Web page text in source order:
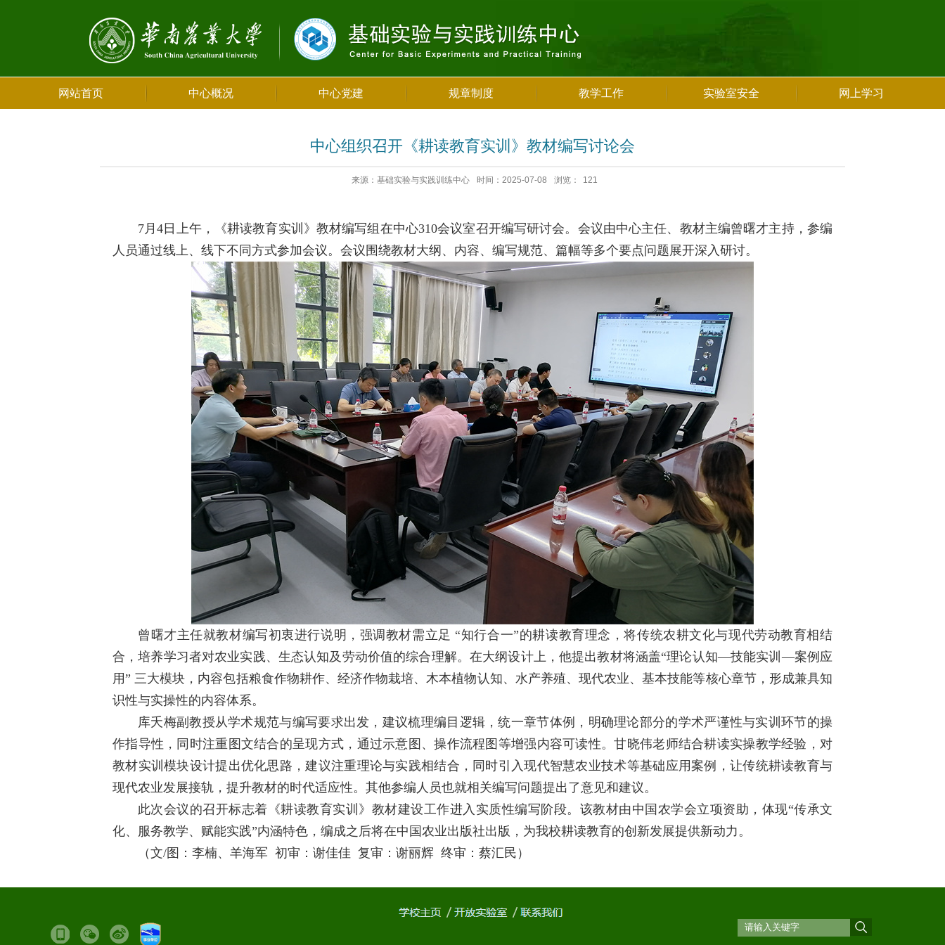
网站首页 中心概况 中心党建 规章制度 教学工作 实验室安全 网上学习
中心组织召开《耕读教育实训》教材编写讨论会
来源：基础实验与实践训练中心 时间：2025-07-08 浏览： 121
7月4日上午，《耕读教育实训》教材编写组在中心310会议室召开编写研讨会。会议由中心主任、教材主编曾曙才主持，参编
人员通过线上、线下不同方式参加会议。会议围绕教材大纲、内容、编写规范、篇幅等多个要点问题展开深入研讨。
曾曙才主任就教材编写初衷进行说明，强调教材需立足 “知行合一”的耕读教育理念，将传统农耕文化与现代劳动教育相结
合，培养学习者对农业实践、生态认知及劳动价值的综合理解。在大纲设计上，他提出教材将涵盖“理论认知—技能实训—案例应
用” 三大模块，内容包括粮食作物耕作、经济作物栽培、木本植物认知、水产养殖、现代农业、基本技能等核心章节，形成兼具知
识性与实操性的内容体系。
库夭梅副教授从学术规范与编写要求出发，建议梳理编目逻辑，统一章节体例，明确理论部分的学术严谨性与实训环节的操
作指导性，同时注重图文结合的呈现方式，通过示意图、操作流程图等增强内容可读性。甘晓伟老师结合耕读实操教学经验，对
教材实训模块设计提出优化思路，建议注重理论与实践相结合，同时引入现代智慧农业技术等基础应用案例，让传统耕读教育与
现代农业发展接轨，提升教材的时代适应性。其他参编人员也就相关编写问题提出了意见和建议。
此次会议的召开标志着《耕读教育实训》教材建设工作进入实质性编写阶段。该教材由中国农学会立项资助，体现“传承文
化、服务教学、赋能实践”内涵特色，编成之后将在中国农业出版社出版，为我校耕读教育的创新发展提供新动力。
（文/图：李楠、羊海军 初审：谢佳佳 复审：谢丽辉 终审：蔡汇民）